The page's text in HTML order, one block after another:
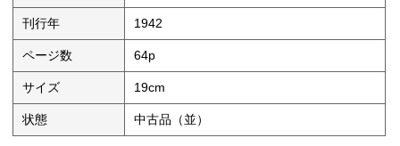
刊行年 1942
ページ数 64p
サイズ 19cm
状態 中古品（並）